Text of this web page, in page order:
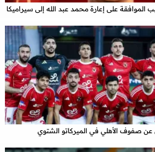
على إعارة محمد عبد الله إلى سيراميكا
عن صفوف الأهلي في الميركاتو الشتوي